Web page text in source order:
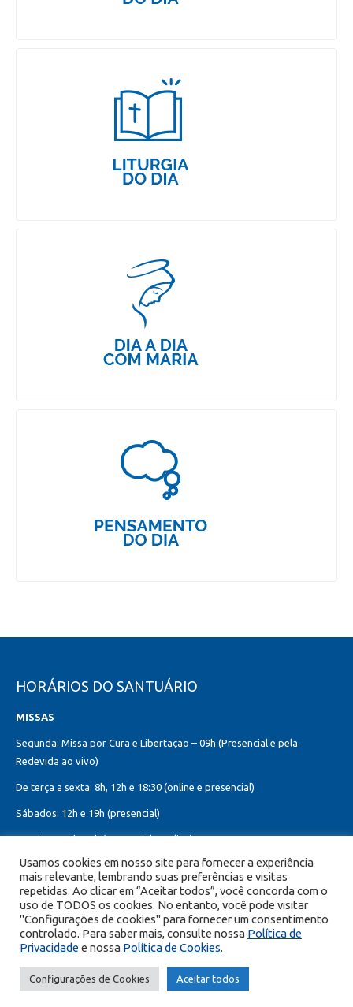
HORÁRIOS DO SANTUÁRIO
MISSAS
Segunda: Missa por Cura e Libertação – 09h (Presencial e pela
Redevida ao vivo)
De terça a sexta: 8h, 12h e 18:30 (online e presencial)
Sábados: 12h e 19h (presencial)
Domingos: 8h, 10h (presencial e online)
12h, 18h30 (presencial)
Missa do Sagrado Coração de Jesus:
Toda primeira sexta-feira do mês – 8h, 12h e 19h (online e presencial)
reservados.
Usamos cookies em nosso site para fornecer a experiência
mais relevante, lembrando suas preferências e visitas
repetidas. Ao clicar em “Aceitar todos”, você concorda com o
uso de TODOS os cookies. No entanto, você pode visitar
"Configurações de cookies" para fornecer um consentimento
controlado. Para saber mais, consulte nossa Política de
Privacidade e nossa Política de Cookies.
Configurações de Cookies Aceitar todos